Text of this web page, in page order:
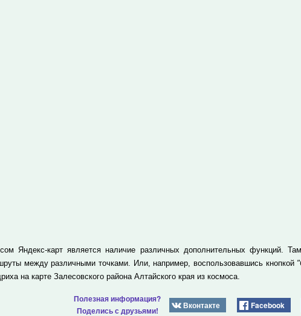
Яндекс-карт является наличие различных дополнительных функций.
между различными точками. Или, например, воспользовавшись кнопкой
на карте Залесовского района Алтайского края из космоса.
Полезная информация?
Поделись с друзьями!
Вконтакте Facebook